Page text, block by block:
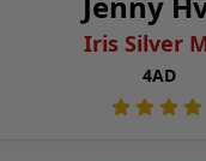
Iris Silver
4AD